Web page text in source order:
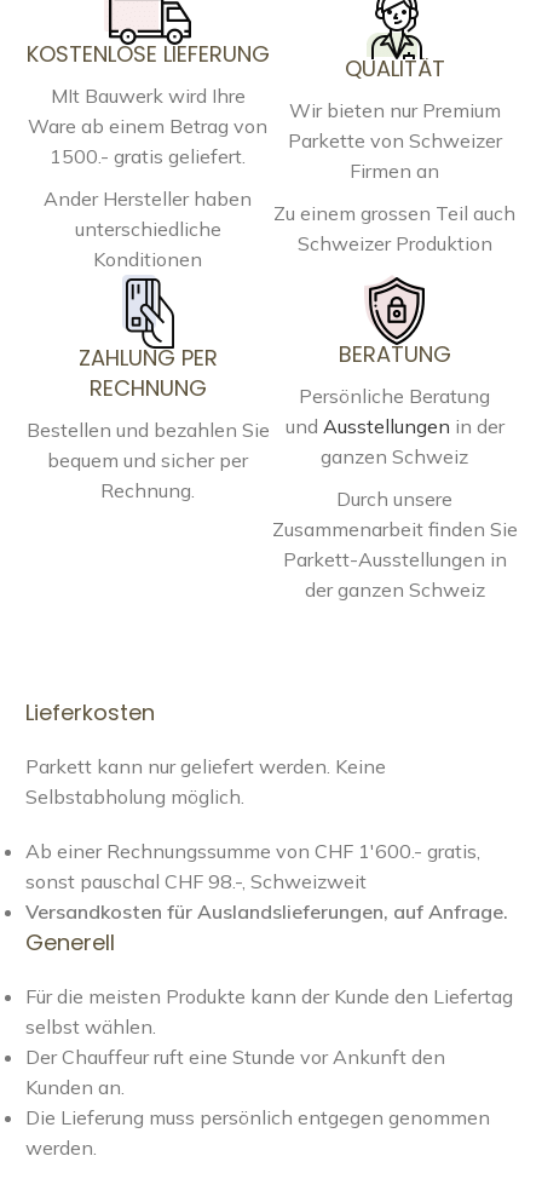
KOSTENLOSE LIEFERUNG
MIt Bauwerk wird Ihre
Ware ab einem Betrag von
1500.- gratis geliefert.
Ander Hersteller haben
unterschiedliche
Konditionen
QUALITÄT
Wir bieten nur Premium
Parkette von Schweizer
Firmen an
Zu einem grossen Teil auch
Schweizer Produktion
ZAHLUNG PER
RECHNUNG
Bestellen und bezahlen Sie
bequem und sicher per
Rechnung.
BERATUNG
Persönliche Beratung
und Ausstellungen in der
ganzen Schweiz
Durch unsere
Zusammenarbeit finden Sie
Parkett-Ausstellungen in
der ganzen Schweiz
Lieferkosten
Parkett kann nur geliefert werden. Keine
Selbstabholung möglich.
Ab einer Rechnungssumme von CHF 1'600.- gratis,
sonst pauschal CHF 98.-, Schweizweit
Versandkosten für Auslandslieferungen, auf Anfrage.
Generell
Für die meisten Produkte kann der Kunde den Liefertag
selbst wählen.
Der Chauffeur ruft eine Stunde vor Ankunft den
Kunden an.
Die Lieferung muss persönlich entgegen genommen
werden.